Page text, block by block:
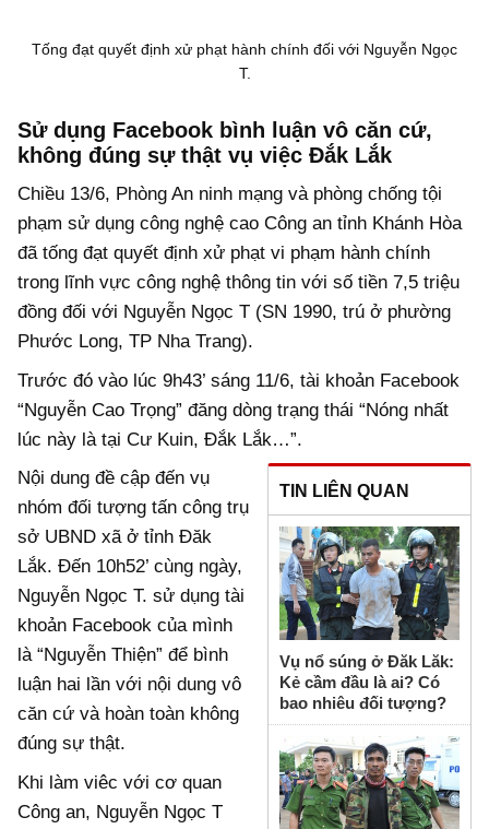
Tống đạt quyết định xử phạt hành chính đối với Nguyễn Ngọc
T.
Sử dụng Facebook bình luận vô căn cứ,
không đúng sự thật vụ việc Đắk Lắk
Chiều 13/6, Phòng An ninh mạng và phòng chống tội
phạm sử dụng công nghệ cao Công an tỉnh Khánh Hòa
đã tống đạt quyết định xử phạt vi phạm hành chính
trong lĩnh vực công nghệ thông tin với số tiền 7,5 triệu
đồng đối với Nguyễn Ngọc T (SN 1990, trú ở phường
Phước Long, TP Nha Trang).
Trước đó vào lúc 9h43’ sáng 11/6, tài khoản Facebook
“Nguyễn Cao Trọng” đăng dòng trạng thái “Nóng nhất
lúc này là tại Cư Kuin, Đắk Lắk…”.
TIN LIÊN QUAN
Vụ nổ súng ở Đăk Lăk:
Kẻ cầm đầu là ai? Có
bao nhiêu đối tượng?
Nội dung đề cập đến vụ
nhóm đối tượng tấn công trụ
sở UBND xã ở tỉnh Đăk
Lắk. Đến 10h52’ cùng ngày,
Nguyễn Ngọc T. sử dụng tài
khoản Facebook của mình
là “Nguyễn Thiện” để bình
luận hai lần với nội dung vô
căn cứ và hoàn toàn không
đúng sự thật.
Khi làm viêc với cơ quan
Công an, Nguyễn Ngọc T